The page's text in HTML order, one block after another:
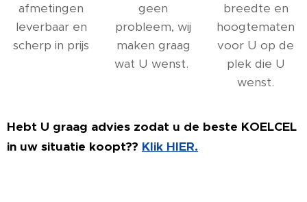
afmetingen
leverbaar en
scherp in prijs
geen
probleem, wij
maken graag
wat U wenst.
breedte en
hoogtematen
voor U op de
plek die U
wenst.
Hebt U graag advies zodat u de beste KOELCEL
in uw situatie koopt?? Klik HIER.